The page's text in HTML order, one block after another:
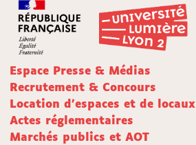
Espace Presse & Médias
Recrutement & Concours
Location d'espaces et de locaux
Actes réglementaires
Marchés publics et AOT